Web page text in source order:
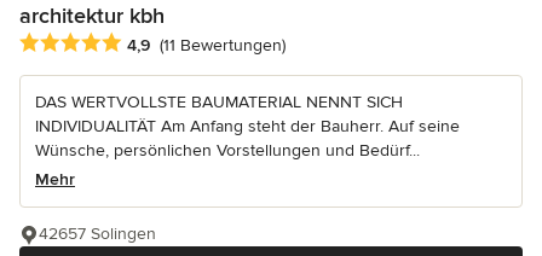
architektur kbh
Durchschnittliche Bewertung: 4.9 von 5 Sternen
4,9 (11 Bewertungen)
DAS WERTVOLLSTE BAUMATERIAL NENNT SICH
INDIVIDUALITÄT Am Anfang steht der Bauherr. Auf seine
Wünsche, persönlichen Vorstellungen und Bedürf...
Mehr
42657 Solingen